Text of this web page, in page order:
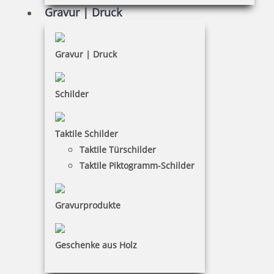
Gravur | Druck
Gravur | Druck
Schilder
Taktile Schilder
Taktile Türschilder
Taktile Piktogramm-Schilder
Gravurprodukte
Geschenke aus Holz
Widerruf
Barrierefreiheit
Vertrag widerrufen
Mein Konto
KONTAKT
Stempel & Schilder Rudolf Schmorrde GmbH & Co. KG